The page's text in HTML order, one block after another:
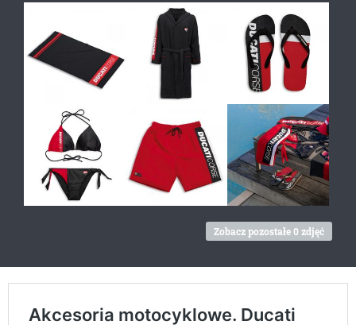
Zobacz pozostałe 0 zdjęć